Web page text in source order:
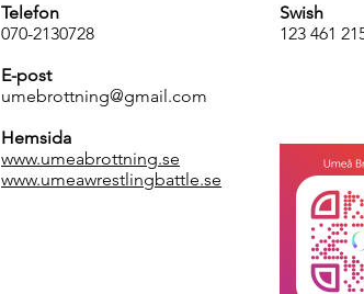
Telefon
070-2130728
E-post
umebrottning@gmail.com
Hemsida
www.umeabrottning.se
www.umeawrestlingbattle.se
Swish
123 461